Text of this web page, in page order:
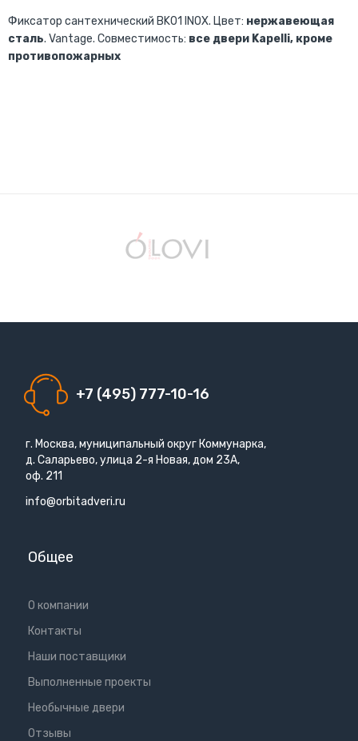
Фиксатор сантехнический BK01 INOX. Цвет: нержавеющая
сталь. Vantage. Совместимость: все двери Kapelli, кроме
противопожарных
+7 (495) 777-10-16
г. Москва, муниципальный округ Коммунарка,
д. Саларьево, улица 2-я Новая, дом 23А,
оф. 211
info@orbitadveri.ru
Общее
О компании
Контакты
Наши поставщики
Выполненные проекты
Необычные двери
Отзывы